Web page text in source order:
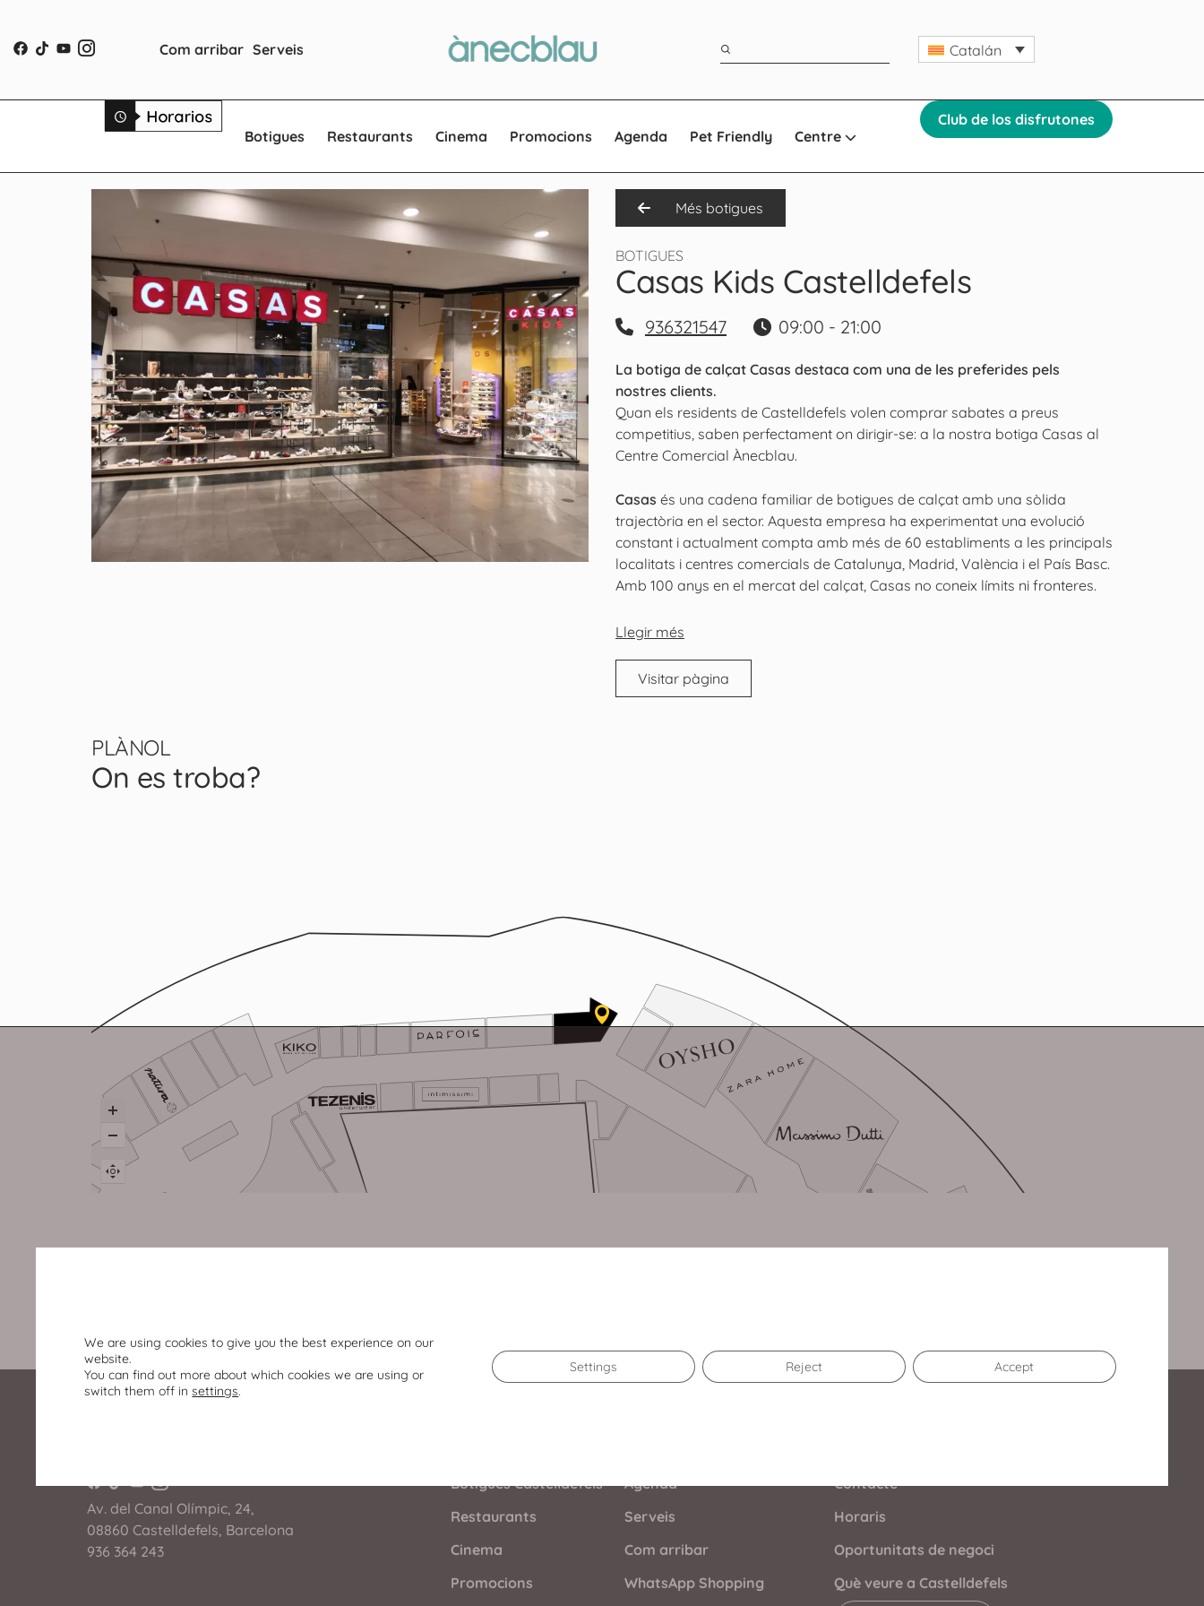
Com arribar Serveis Catalán
Botigues Restaurants Cinema Promocions Agenda Pet Friendly Centre
Club de los disfrutones
Més botigues
BOTIGUES
Casas Kids Castelldefels
936321547 09:00 - 21:00
La botiga de calçat Casas destaca com una de les preferides pels
nostres clients.
Quan els residents de Castelldefels volen comprar sabates a preus
competitius, saben perfectament on dirigir-se: a la nostra botiga Casas al
Centre Comercial Ànecblau.
Casas és una cadena familiar de botigues de calçat amb una sòlida
trajectòria en el sector. Aquesta empresa ha experimentat una evolució
constant i actualment compta amb més de 60 establiments a les principals
localitats i centres comercials de Catalunya, Madrid, València i el País Basc.
Amb 100 anys en el mercat del calçat, Casas no coneix límits ni fronteres.
Llegir més
Visitar pàgina
PLÀNOL
On es troba?
Av. del Canal Olímpic, 24,
08860 Castelldefels, Barcelona
936 364 243
Botigues Castelldefels
Restaurants
Cinema
Promocions
Agenda
Serveis
Com arribar
WhatsApp Shopping
Contacte
Horaris
Oportunitats de negoci
Què veure a Castelldefels
We are using cookies to give you the best experience on our
website.
You can find out more about which cookies we are using or
switch them off insettings.
Accept
Reject
Settings